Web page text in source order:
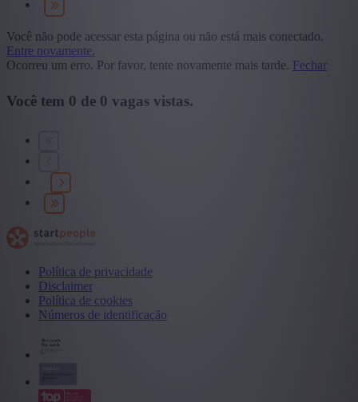
Você não pode acessar esta página ou não está mais conectado.
Entre novamente.
Ocorreu um erro. Por favor, tente novamente mais tarde. Fechar
Você tem 0 de 0 vagas vistas.
Política de privacidade
Disclaimer
Política de cookies
Números de identificação